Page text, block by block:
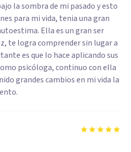
la sombra de mi pasado y esto
para mi vida, tenia una gran
Ella es un gran ser
te logra comprender sin lugar a
es que lo hace aplicando sus
psicóloga, continuo con ella
grandes cambios en mi vida la